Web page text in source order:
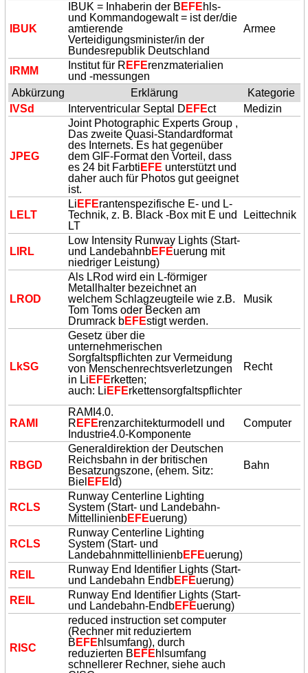
IBUK
IBUK = Inhaberin der B EFEhls-
und Kommandogewalt = ist der/die
amtierende
Verteidigungsminister/in der
Bundesrepublik Deutschland
Armee
IRMM Institut für R EFErenzmaterialien
und -messungen
Abkürzung
Erklärung
Kategorie
IVSd
Interventricular Septal D EFEct Medizin
JPEG
Joint Photographic Experts Group ,
Das zweite Quasi-Standardformat
des Internets. Es hat gegenüber
dem GIF-Format den Vorteil, dass
es 24 bit Farbti EFE unterstützt und
daher auch für Photos gut geeignet
ist.
LELT
Li EFErantenspezifische E- und L-
Technik, z. B. Black -Box mit E und
LT
Leittechnik
LIRL
Low Intensity Runway Lights (Start-
und LandebahnbEFEuerung mit
niedriger Leistung)
LROD
Als LRod wird ein L-förmiger
Metallhalter bezeichnet an
welchem Schlagzeugteile wie z.B.
Tom Toms oder Becken am
Drumrack bEFEstigt werden.
Musik
LkSG
Gesetz über die
unternehmerischen
Sorgfaltspflichten zur Vermeidung
von Menschenrechtsverletzungen
in Li EFErketten;
auch: Li EFErkettensorgfaltspflichtengesetz
Recht
RAMI
RAMI4.0.
R EFErenzarchitekturmodell und
Industrie4.0-Komponente
Computer
RBGD
Generaldirektion der Deutschen
Reichsbahn in der britischen
Besatzungszone, (ehem. Sitz:
Biel EFE ld)
Bahn
RCLS
Runway Centerline Lighting
System (Start- und Landebahn-
MittellinienbEFEuerung)
RCLS
Runway Centerline Lighting
System (Start- und
LandebahnmittellinienbEFEuerung)
REIL
Runway End Identifier Lights (Start-
und Landebahn EndbEFEuerung)
REIL
Runway End Identifier Lights (Start-
und Landebahn-EndbEFEuerung)
RISC
reduced instruction set computer
(Rechner mit reduziertem
B EFEhlsumfang), durch
reduzierten B EFEhlsumfang
schnellerer Rechner, siehe auch